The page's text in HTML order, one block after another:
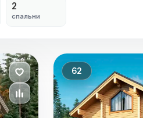
2
спальни
62